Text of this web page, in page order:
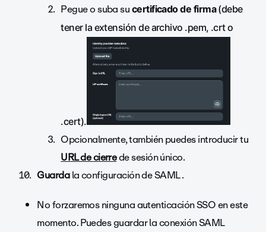
Pegue o suba su certificado de firma(debe
tener la extensión de archivo .pem, .crt o
.cert).
Opcionalmente, también puedes introducir tu
URL de cierrede sesión único.
Guardala configuración de SAML .
No forzaremos ninguna autenticación SSO en este
momento. Puedes guardar la conexión SAML